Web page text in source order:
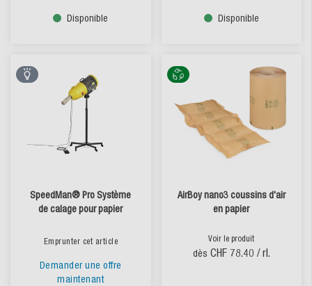
Disponible Disponible
SpeedMan® Pro Système
de calage pour papier
Emprunter cet article
Demander une offre
maintenant
AirBoy nano3 coussins d'air
en papier
Voir le produit
dès CHF 78.40 / rl.